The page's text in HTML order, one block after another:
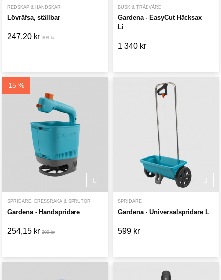
REDSKAP & HANDSKAR
Lövräfsa, ställbar
247,20 kr 309 kr
BUSK & TRÄDVÅRD
Gardena - EasyCut Häcksax
Li
1 340 kr
15 %
SPRIDARE, DRESSRAKA & SPRUTOR
Gardena - Handspridare
254,15 kr 299 kr
SPRIDARE
Gardena - Universalspridare L
599 kr